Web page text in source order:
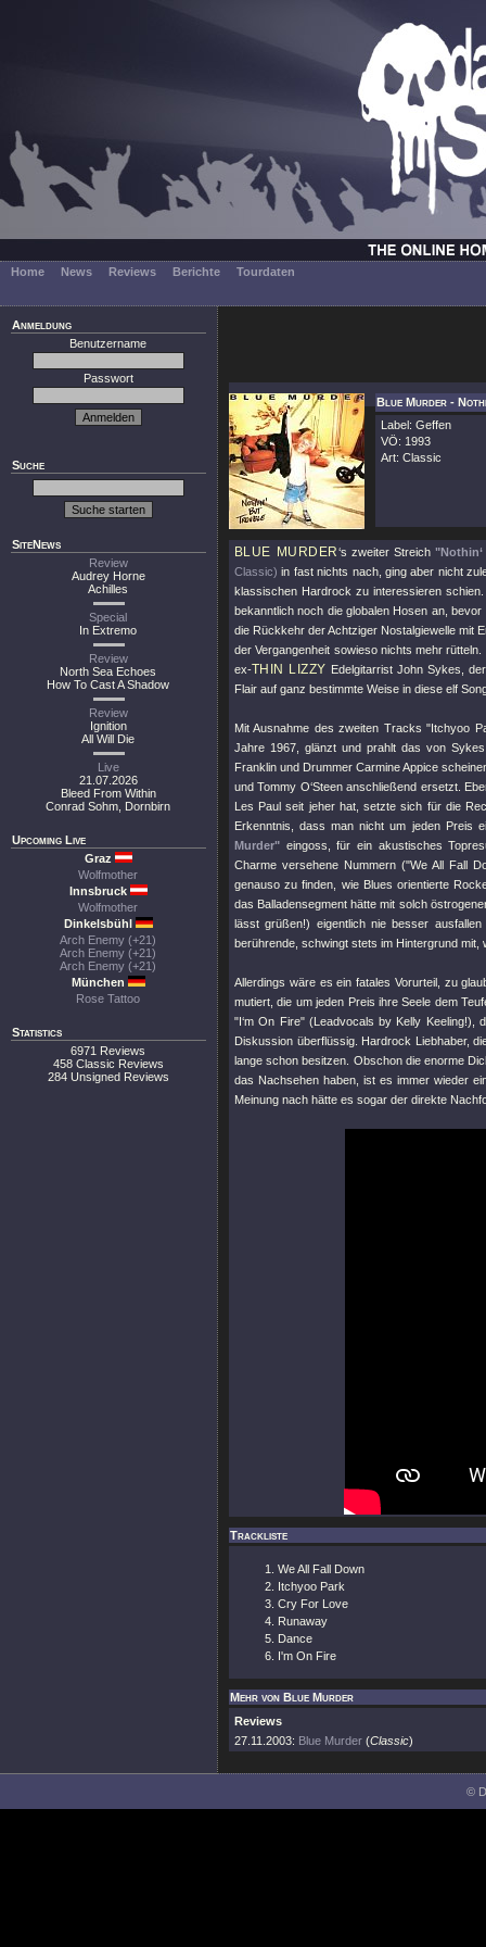
Home News Reviews Berichte Tourdaten
Anmeldung
Benutzername
Passwort
Suche
SiteNews
Review
Audrey Horne
Achilles
Special
In Extremo
Review
North Sea Echoes
How To Cast A Shadow
Review
Ignition
All Will Die
Live
21.07.2026
Bleed From Within
Conrad Sohm, Dornbirn
Upcoming Live
Graz
Wolfmother
Innsbruck
Wolfmother
Dinkelsbühl
Arch Enemy (+21)
Arch Enemy (+21)
Arch Enemy (+21)
München
Rose Tattoo
Statistics
6971 Reviews
458 Classic Reviews
284 Unsigned Reviews
Blue Murder -
Label: Geffen
VÖ: 1993
Art: Classic
BLUE MURDER‘s zweiter Streich
Classic) in fast nichts nach, ging aber nicht
klassischen Hardrock zu interessieren
bekanntlich noch die globalen Hosen an,
die Rückkehr der Achtziger Nostalgiewelle mit
der Vergangenheit sowieso nichts mehr
ex-THIN LIZZY Edelgitarrist John Sykes,
Flair auf ganz bestimmte Weise in diese elf
Mit Ausnahme des zweiten Tracks"Itchyoo
Jahre 1967, glänzt und prahlt das von
Franklin und Drummer Carmine Appice
und Tommy O‘Steen anschließend ersetzt.
Les Paul seit jeher hat, setzte sich für die
Erkenntnis, dass man nicht um jeden Preis
Murder" eingoss, für ein akustisches
Charme versehene Nummern ("We All Fall
genauso zu finden, wie Blues orientierte
das Balladensegment hätte mit solch
lässt grüßen!) eigentlich nie besser
berührende, schwingt stets im Hintergrund
Allerdings wäre es ein fatales Vorurteil, zu
mutiert, die um jeden Preis ihre Seele dem
"I‘m On Fire"(Leadvocals by Kelly Keeling!),
Diskussion überflüssig. Hardrock Liebhaber,
lange schon besitzen. Obschon die enorme
das Nachsehen haben, ist es immer wieder
Meinung nach hätte es sogar der direkte
Trackliste
We All Fall Down
Itchyoo Park
Cry For Love
Runaway
Dance
I'm On Fire
Mehr von Blue Murder
Reviews
27.11.2003: Blue Murder (Classic)
©